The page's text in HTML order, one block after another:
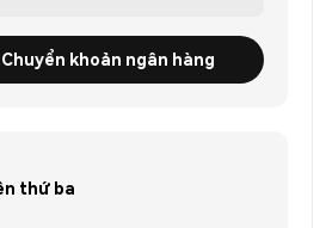
khoản ngân hàng
thứ ba